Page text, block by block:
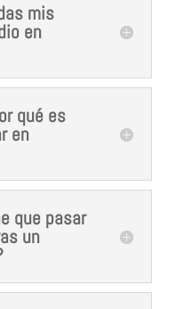
mis
en
qué es
en
que pasar
un